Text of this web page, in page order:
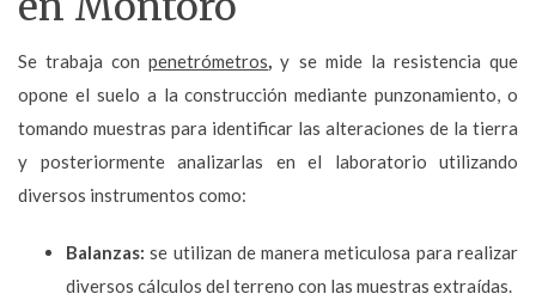
Se trabaja conpenetrómetros,y se mide la resistencia que
opone el suelo a la construcción mediante punzonamiento, o
tomando muestras para identificar las alteraciones de la tierra
y posteriormente analizarlas en el laboratorio utilizando
diversos instrumentos como:
Balanzas: se utilizan de manera meticulosa para realizar
diversos cálculos del terreno con las muestras extraídas.